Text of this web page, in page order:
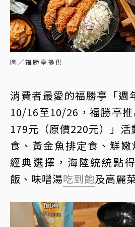
圖／福勝亭提供
消費者最愛的福勝亭「週
10/16至10/26，福勝亭
179元（原價220元）」活
食、黃金魚排定食、鮮
經典選擇，海陸統統點
飯、味噌湯吃到飽及高麗